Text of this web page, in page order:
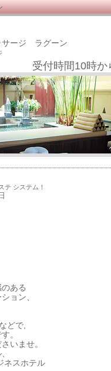
サージ ラグーン
受付時間10時
テ システム！
ある
ョン、
どで,
。
いませ。
ネスホテル